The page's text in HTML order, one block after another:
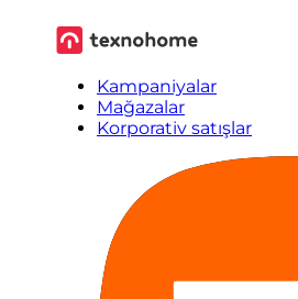
Kampaniyalar
Mağazalar
Korporativ satışlar